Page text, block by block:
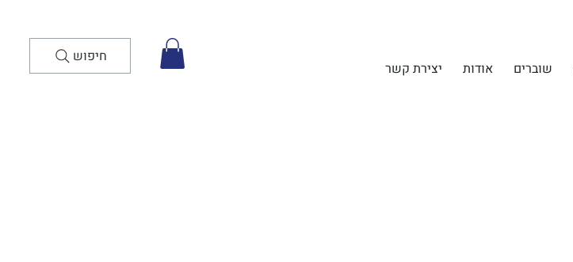
חיפוש
שוברים אודות יצירת קשר